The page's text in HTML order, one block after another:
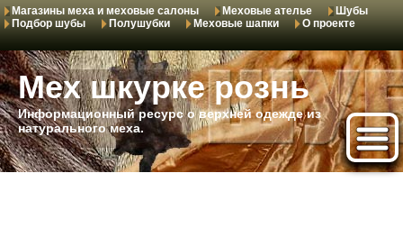
Магазины меха и меховые салоны Меховые ателье
Шубы
Подбор шубы
Полушубки Меховые шапки О проекте
Мех шкурке рознь
Информационный ресурс о верхней одежде из
натурального меха.